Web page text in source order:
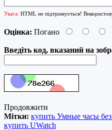
Увага:HTML не підтримується!
Оцінка: Погано
Введіть код, вказаний на
Продовжити
Мітки: купить Умные часы
купить UWatch